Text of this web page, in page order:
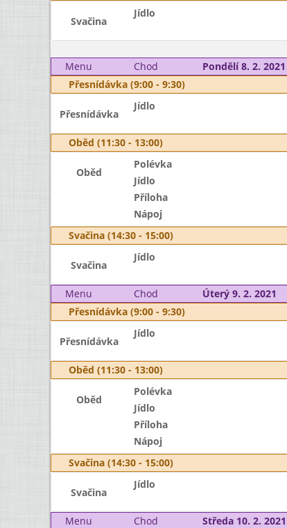
Svačina
Jídlo
Menu
Chod Pondělí 8. 2. 2021
Přesnídávka (9:00 - 9:30)
Přesnídávka
Jídlo
Oběd (11:30 - 13:00)
Oběd
Polévka
Jídlo
Příloha
Nápoj
Svačina (14:30 - 15:00)
Svačina
Jídlo
Menu Chod Úterý 9. 2. 2021
Přesnídávka (9:00 - 9:30)
Přesnídávka
Jídlo
Oběd (11:30 - 13:00)
Oběd
Polévka
Jídlo
Příloha
Nápoj
Svačina (14:30 - 15:00)
Svačina
Jídlo
Menu Chod Středa 10. 2. 2021